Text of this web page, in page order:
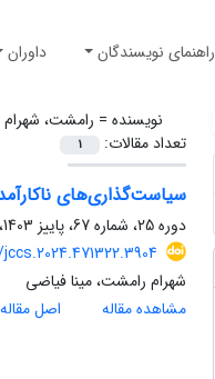
راهنمای نویسندگان داوران
نویسنده = رامشت، شهرام
تعداد مقالات:
1
سیاست‌گذاری‌های
دوره 25، شماره 67، پاییز 1403، صفحه
jccs.2024.471322.3904
شهرام رامشت، مینا فیاضی
مشاهده مقاله
اصل مقاله